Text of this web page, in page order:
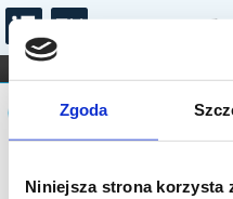
Zgoda
Niniejsza strona korzysta
FILHARMONIA OPERA I
DLA DZIECI
Komunikat
Sprzedaż biletów